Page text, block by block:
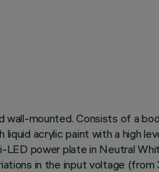
mounted. Consists of a
acrylic paint with a high
power plate in Neutral
in the input voltage